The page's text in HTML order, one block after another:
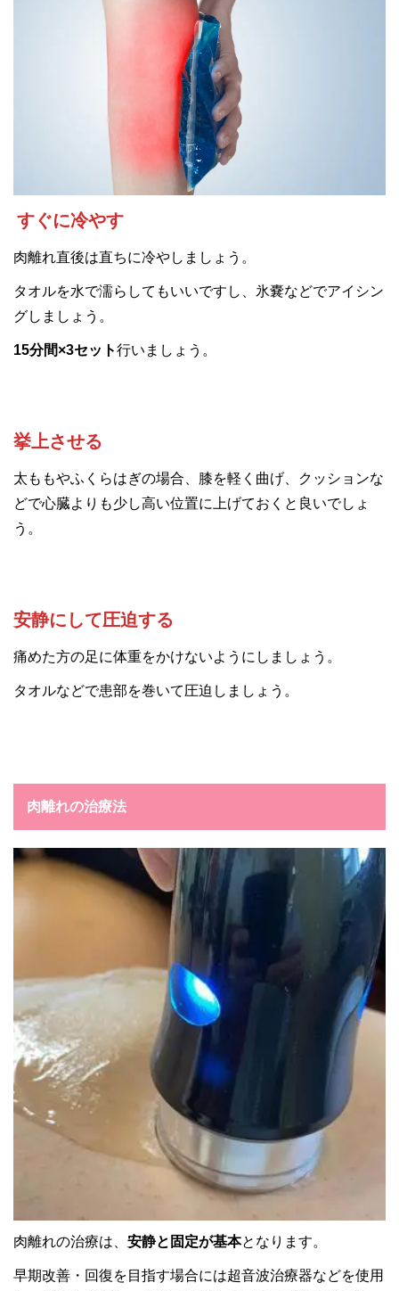
すぐに冷やす
肉離れ直後は直ちに冷やしましょう。
タオルを水で濡らしてもいいですし、氷嚢などでアイシン
グしましょう。
15分間×3セット行いましょう。
挙上させる
太ももやふくらはぎの場合、膝を軽く曲げ、クッションな
どで心臓よりも少し高い位置に上げておくと良いでしょ
う。
安静にして圧迫する
痛めた方の足に体重をかけないようにしましょう。
タオルなどで患部を巻いて圧迫しましょう。
肉離れの治療法
肉離れの治療は、 安静と固定が基本となります。
早期改善・回復を目指す場合には超音波治療器などを使用